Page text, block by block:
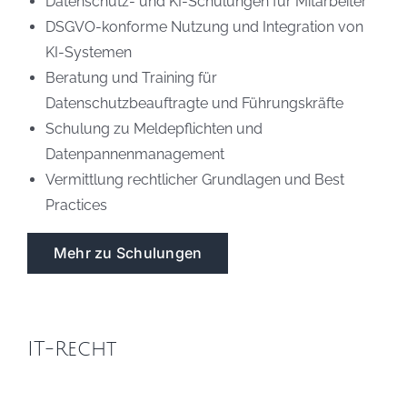
DSGVO-konforme Nutzung und Integration von
KI-Systemen
Beratung und Training für
Datenschutzbeauftragte und Führungskräfte
Schulung zu Meldepflichten und
Datenpannenmanagement
Vermittlung rechtlicher Grundlagen und Best
Practices
Mehr zu Schulungen
IT-Recht